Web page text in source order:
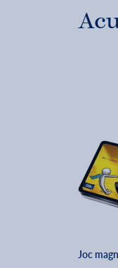
Joc